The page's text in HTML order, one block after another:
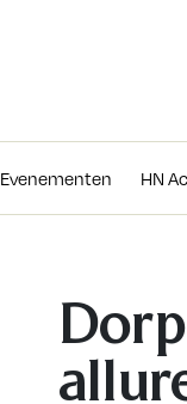
Evenementen HN